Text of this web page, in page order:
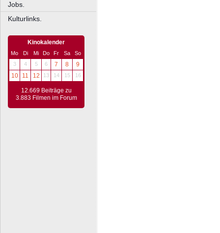
Jobs.
Kulturlinks.
Kinokalender
Mo Di Mi Do Fr Sa
So
3
4 5 6 7 8
9
10
11 12 13 14 15 16
12.669 Beiträge zu
3.883 Filmen im Forum